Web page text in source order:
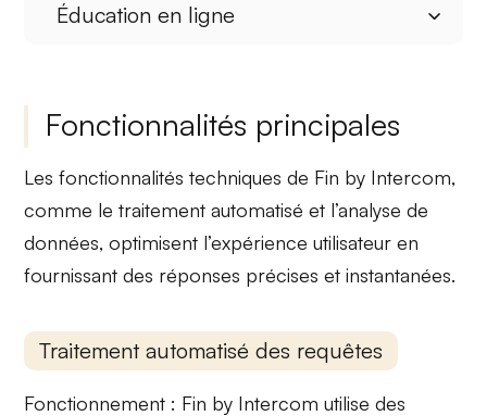
Éducation en ligne
Fonctionnalités principales
Les fonctionnalités techniques de Fin by Intercom,
comme le traitement automatisé et l’analyse de
données, optimisent l’expérience utilisateur en
fournissant des réponses précises et instantanées.
Traitement automatisé des requêtes
Fonctionnement : Fin by Intercom utilise des